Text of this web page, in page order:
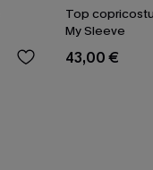
Top
My Sleeve
43,00 €